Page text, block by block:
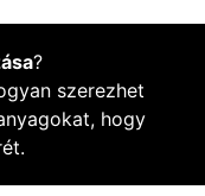
?
szerezhet
hogy